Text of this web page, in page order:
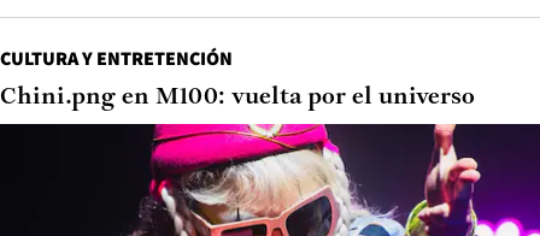
CULTURA Y ENTRETENCIÓN
Chini.png en M100: vuelta por el universo